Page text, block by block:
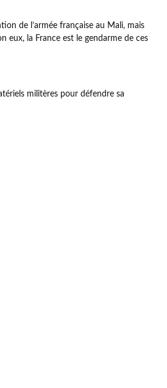
de l’armée française au Mali, mais
eux, la France est le gendarme de ces
militères pour défendre sa